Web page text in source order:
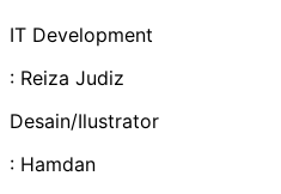
IT Development
: Reiza Judiz
Desain/Ilustrator
: Hamdan